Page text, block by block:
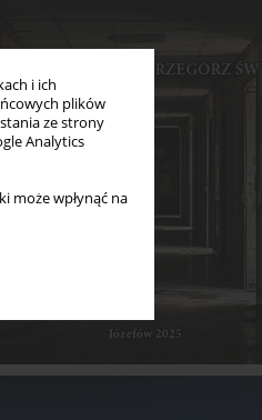
i ich
plików
ze strony
Analytics
może wpłynąć na